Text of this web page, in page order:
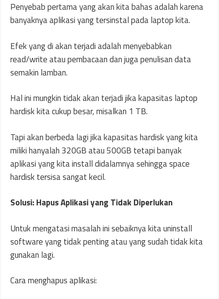
Penyebab pertama yang akan kita bahas adalah karena
banyaknya aplikasi yang tersinstal pada laptop kita.
Efek yang di akan terjadi adalah menyebabkan
read/write atau pembacaan dan juga penulisan data
semakin lamban.
Hal ini mungkin tidak akan terjadi jika kapasitas laptop
hardisk kita cukup besar, misalkan 1 TB.
Tapi akan berbeda lagi jika kapasitas hardisk yang kita
miliki hanyalah 320GB atau 500GB tetapi banyak
aplikasi yang kita install didalamnya sehingga space
hardisk tersisa sangat kecil.
Solusi: Hapus Aplikasi yang Tidak Diperlukan
Untuk mengatasi masalah ini sebaiknya kita uninstall
software yang tidak penting atau yang sudah tidak kita
gunakan lagi.
Cara menghapus aplikasi: